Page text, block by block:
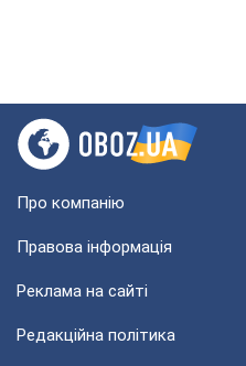
Про компанію
Правова інформація
Реклама на сайті
Редакційна політика